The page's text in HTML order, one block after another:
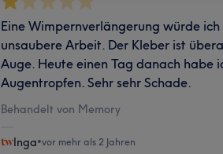
Eine Wimpernverlängerung würde
unsaubere Arbeit. Der Kleber ist
Auge. Heute einen Tag danach habe
Augentropfen. Sehr sehr Schade.
Behandelt von Memory
Inga•vor mehr als 2 Jahren